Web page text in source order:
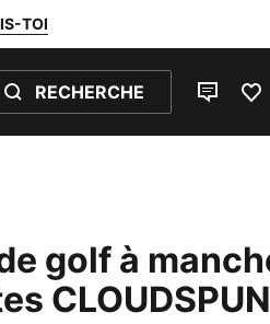
TOI
RECHERCHE
LIVE
golf à
CLOUDSPUN